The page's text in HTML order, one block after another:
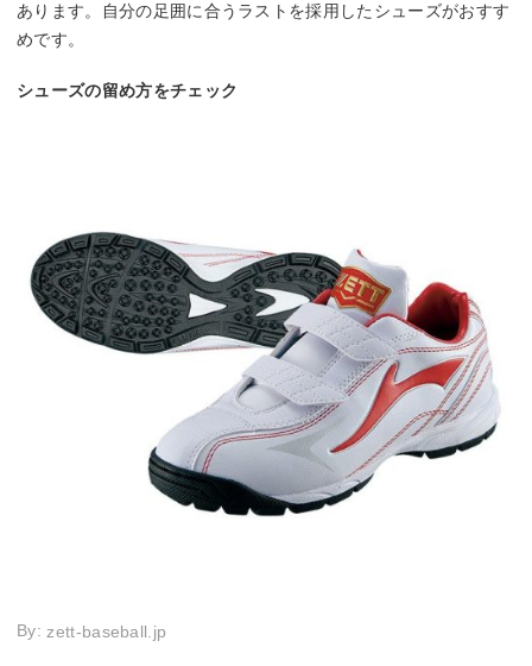
あります。自分の足囲に合うラストを採用したシューズがおすす
めです。
シューズの留め方をチェック
By: zett-baseball.jp